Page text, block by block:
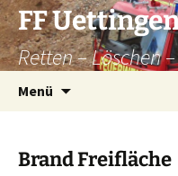
Zum
Inhalt
springen
FF
Retten – Löschen
Menü
Brand Freifläche